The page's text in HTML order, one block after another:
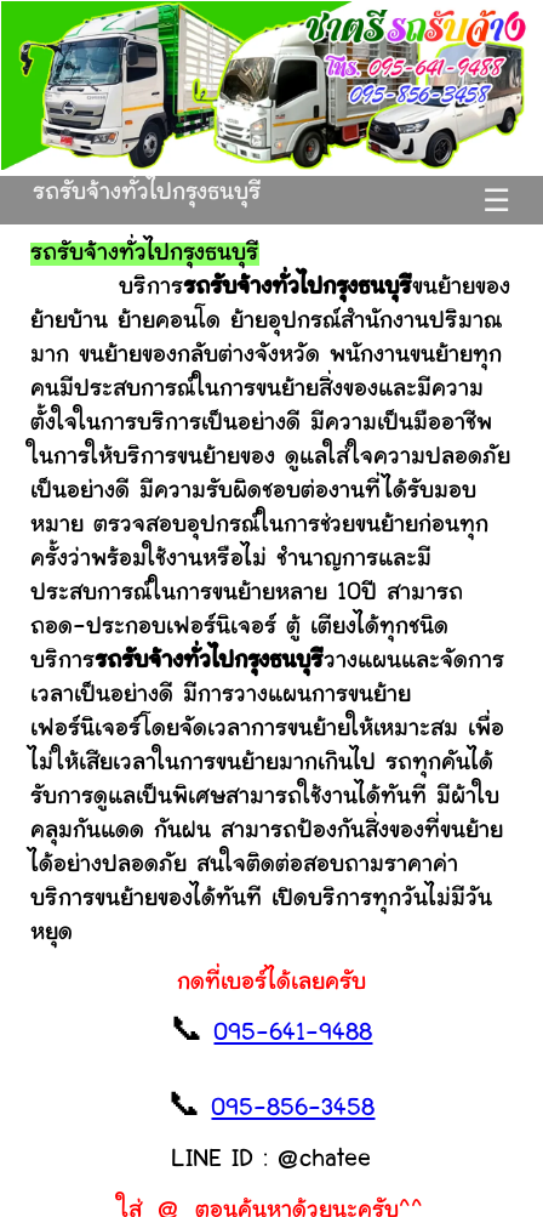
☰
รถรับจ้างทั่วไปกรุงธนบุรี
รถรับจ้างทั่วไปกรุงธนบุรี
บริการรถรับจ้างทั่วไปกรุงธนบุรีขนย้ายของ
ย้ายบ้าน ย้ายคอนโด ย้ายอุปกรณ์สำนักงานปริมาณ
มาก ขนย้ายของกลับต่างจังหวัด พนักงานขนย้ายทุก
คนมีประสบการณ์ในการขนย้ายสิ่งของและมีความ
ตั้งใจในการบริการเป็นอย่างดี มีความเป็นมืออาชีพ
ในการให้บริการขนย้ายของ ดูแลใส่ใจความปลอดภัย
เป็นอย่างดี มีความรับผิดชอบต่องานที่ได้รับมอบ
หมาย ตรวจสอบอุปกรณ์ในการช่วยขนย้ายก่อนทุก
ครั้งว่าพร้อมใช้งานหรือไม่ ชำนาญการและมี
ประสบการณ์ในการขนย้ายหลาย 10ปี สามารถ
ถอด-ประกอบเฟอร์นิเจอร์ ตู้ เตียงได้ทุกชนิด
บริการรถรับจ้างทั่วไปกรุงธนบุรีวางแผนและจัดการ
เวลาเป็นอย่างดี มีการวางแผนการขนย้าย
เฟอร์นิเจอร์โดยจัดเวลาการขนย้ายให้เหมาะสม เพื่อ
ไม่ให้เสียเวลาในการขนย้ายมากเกินไป รถทุกคันได้
รับการดูแลเป็นพิเศษสามารถใช้งานได้ทันที มีผ้าใบ
คลุมกันแดด กันฝน สามารถป้องกันสิ่งของที่ขนย้าย
ได้อย่างปลอดภัย สนใจติดต่อสอบถามราคาค่า
บริการขนย้ายของได้ทันที เปิดบริการทุกวันไม่มีวัน
หยุด
กดที่เบอร์ได้เลยครับ
📞095-641-9488
📞095-856-3458
LINE ID : @chatee
ใส่ @ ตอนค้นหาด้วยนะครับ^^